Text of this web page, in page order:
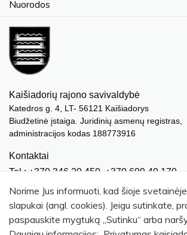
Nuorodos
Kaišiadorių rajono savivaldybė
Katedros g. 4, LT- 56121 Kaišiadorys
Biudžetinė įstaiga. Juridinių asmenų registras,
administracijos kodas 188773916
Kontaktai
Tel.: +370 346 20 450, +370 609 40 170
El. paštas.: meras@kaisiadorys.lt
dokumentai@kaisiadorys.lt
Naujienų prenumerata
Norime Jus informuoti, kad šioje
slapukai (angl. cookies). Jeigu sutinkate,
paspauskite mygtuką „Sutinku“ arba